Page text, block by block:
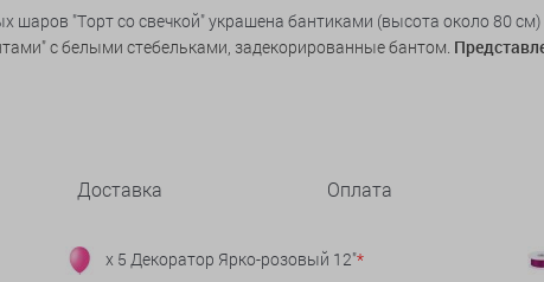
шаров "Торт со свечкой" украшена бантиками (высота около 80
сбелыми стебельками, задекорированные бантом.
Доставка Оплата
x 5 Декоратор Ярко-розовый 12"*